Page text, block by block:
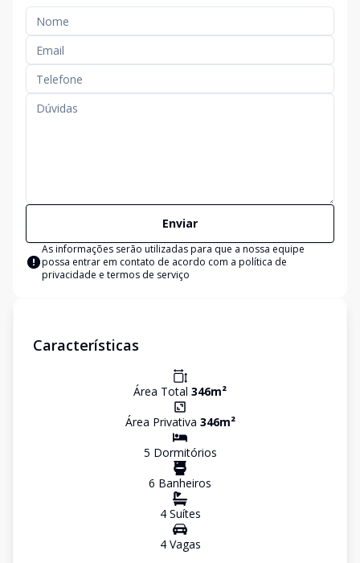
Enviar
As informações serão utilizadas para que a nossa equipe
possa entrar em contato de acordo com a política de
privacidade e termos de serviço
Características
Área Total 346m²
Área Privativa 346m²
5 Dormitórios
6 Banheiros
4Suítes
4Vagas